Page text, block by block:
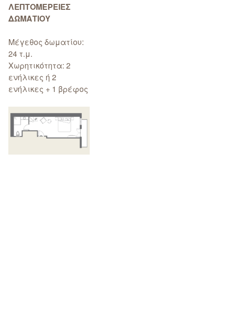
ΛΕΠΤΟΜΕΡΕΙΕΣ
ΔΩΜΑΤΙΟΥ
Μέγεθος δωματίου:
24 τ.μ.
Χωρητικότητα: 2
ενήλικες ή 2
ενήλικες + 1 βρέφος